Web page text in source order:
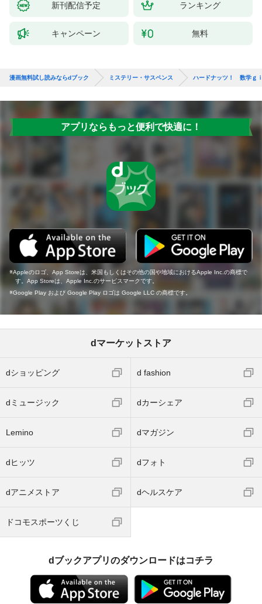
新刊配信予定 ランキング
キャンペーン 無料
漫画無料試し読みならdブック ミステリー・サスペンス ハードナッツ！ 数学ｇ
アプリならもっと便利で快適に！
Appleのロゴ、App Storeは、米国もしくはその他の国や地域におけるApple Inc.の商標で
す。App Storeは、Apple Inc.のサービスマークです。
Google Play および Google Play ロゴは Google LLC の商標です。
dマーケットストア
dショッピング d fashion
dミュージック dカーシェア
Lemino dマガジン
dヒッツ dフォト
dアニメストア dヘルスケア
ドコモスポーツくじ
dブックアプリのダウンロードはコチラ